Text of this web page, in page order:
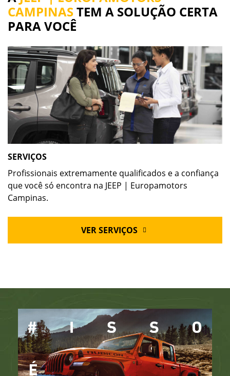
CAMPINASTEM A SOLUÇÃO CERTA
PARA VOCÊ
SERVIÇOS
Profissionais extremamente qualificados e a confiança
que você só encontra na JEEP | Europamotors
Campinas.
VER SERVIÇOS